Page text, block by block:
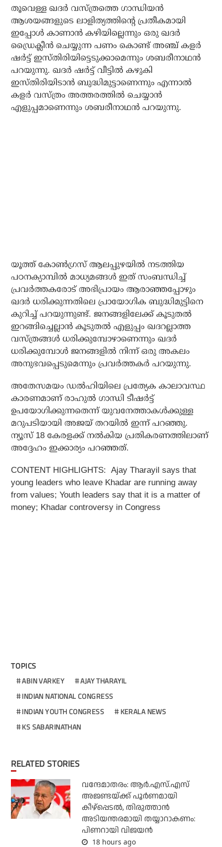
തൂവെള്ള ഖദര്‍ വസ്ത്രത്തെ ഗാന്ധിയന്‍
ആശയങ്ങളുടെ ലാളിത്യത്തിന്റെ പ്രതീകമായി
ഇപ്പോള്‍ കാണാന്‍ കഴിയില്ലെന്നും ഒരു ഖദര്‍
ഡ്രൈക്ലീന്‍ ചെയ്യുന്ന പണം കൊണ്ട് അഞ്ച് കളര്‍
ഷര്‍ട്ട് ഇസ്തിരിയിട്ടെടുക്കാമെന്നും ശബരീനാഥന്‍
പറയുന്നു. ഖദര്‍ ഷര്‍ട്ട് വീട്ടില്‍ കഴുകി
ഇസ്തിരിയിടാന്‍ ബുദ്ധിമുട്ടാണെന്നും എന്നാല്‍
കളര്‍ വസ്ത്രം അത്തരത്തില്‍ ചെയ്യാന്‍
എളുപ്പമാണെന്നും ശബരീനാഥന്‍ പറയുന്നു.
യൂത്ത് കോണ്‍ഗ്രസ് ആലപ്പുഴയില്‍ നടത്തിയ
പഠനക്യാമ്പില്‍ മാധ്യമങ്ങള്‍ ഇത് സംബന്ധിച്ച്
പ്രവര്‍ത്തകരോട് അഭിപ്രായം ആരാഞ്ഞപ്പോഴും
ഖദര്‍ ധരിക്കുന്നതിലെ പ്രായോഗിക ബുദ്ധിമുട്ടിനെ
കുറിച്ച് പറയുന്നുണ്ട്. ജനങ്ങളിലേക്ക് കൂടുതല്‍
ഇറങ്ങിച്ചെല്ലാന്‍ കൂടുതല്‍ എളുപ്പം ഖദറല്ലാത്ത
വസ്ത്രങ്ങള്‍ ധരിക്കുമ്പോഴാണെന്നും ഖദര്‍
ധരിക്കുമ്പോള്‍ ജനങ്ങളില്‍ നിന്ന് ഒരു അകലം
അനുഭവപ്പെടുമെന്നും പ്രവര്‍ത്തകര്‍ പറയുന്നു.
അതേസമയം ഡല്‍ഹിയിലെ പ്രത്യേക കാലാവസ്ഥ
കാരണമാണ് രാഹുല്‍ ഗാന്ധി ടീഷര്‍ട്ട്
ഉപയോഗിക്കുന്നതെന്ന് യുവനേത്താകള്‍ക്കുള്ള
മറുപടിയായി അജയ് തറയില്‍ ഇന്ന് പറഞ്ഞു.
ന്യൂസ് 18 കേരളക്ക് നല്‍കിയ പ്രതികരണത്തിലാണ്
അദ്ദേഹം ഇക്കാര്യം പറഞ്ഞത്.
CONTENT HIGHLIGHTS:Ajay Tharayil says that
young leaders who leave Khadar are running away
from values; Youth leaders say that it is a matter of
money; Khadar controversy in Congress
TOPICS
ABIN VARKEY
AJAY THARAYIL
INDIAN NATIONAL CONGRESS
INDIAN YOUTH CONGRESS
KERALA NEWS
KS SABARINATHAN
RELATED STORIES
വന്ദേമാതരം: ആര്‍.എസ്.എസ്
അജണ്ടയ്ക്ക് പൂര്‍ണമായി
കീഴ്‌പ്പെടല്‍, തിരുത്താന്‍
അടിയന്തരമായി തയ്യാറാകണം:
പിണറായി വിജയന്‍
18 hours ago